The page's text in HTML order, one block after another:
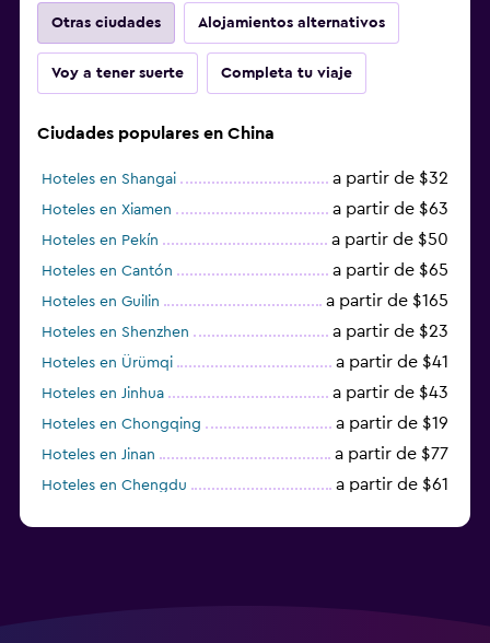
Otras ciudades Alojamientos alternativos
Voy a tener suerte Completa tu viaje
Ciudades populares en China
Hoteles en Shangai a partir de $32
Hoteles en Xiamen a partir de $63
Hoteles en Pekín a partir de $50
Hoteles en Cantón a partir de $65
Hoteles en Guilin a partir de $165
Hoteles en Shenzhen a partir de $23
Hoteles en Ürümqi a partir de $41
Hoteles en Jinhua a partir de $43
Hoteles en Chongqing a partir de $19
Hoteles en Jinan a partir de $77
Hoteles en Chengdu a partir de $61